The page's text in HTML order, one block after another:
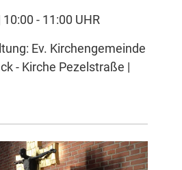
- 11:00 UHR
Ev. Kirchengemeinde
- Kirche Pezelstraße |